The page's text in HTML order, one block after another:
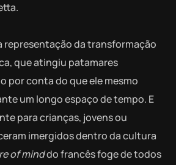
representação da transformação
que atingiu patamares
por conta do que ele mesmo
um longo espaço de tempo. E
para crianças, jovens ou
imergidos dentro da cultura
of minddo francês foge de todos